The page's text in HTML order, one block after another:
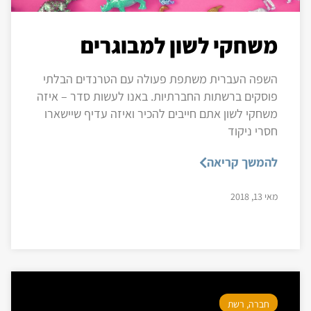
משחקי לשון למבוגרים
השפה העברית משתפת פעולה עם הטרנדים הבלתי
פוסקים ברשתות החברתיות. באנו לעשות סדר – איזה
משחקי לשון אתם חייבים להכיר ואיזה עדיף שיישארו
חסרי ניקוד
להמשך קריאה
מאי 13, 2018
חברה, רשת